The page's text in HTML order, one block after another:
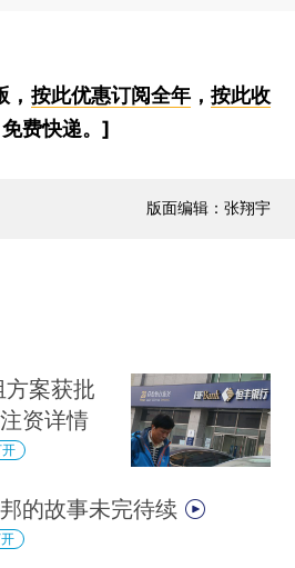
按此优惠订阅全年， 按此收
免费快递。]
版面编辑：张翔宇
案获批
资详情
的故事未完待续